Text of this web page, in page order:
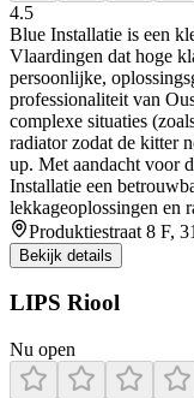
4.5
Blue Installatie is een
Vlaardingen dat hoge
persoonlijke,
professionaliteit van
complexe situaties
radiator zodat de kitter
up. Met aandacht voor
Installatie een
lekkageoplossingen en
Produktiestraat 8 F,
Bekijk details
LIPS Riool
Nu open